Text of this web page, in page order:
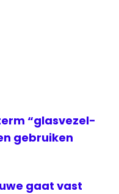
“glasvezel-
gebruiken
gaat vast